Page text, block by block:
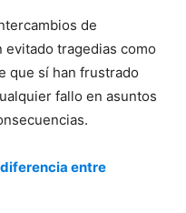
de
tragedias como
que sí han frustrado
fallo en asuntos
diferencia entre